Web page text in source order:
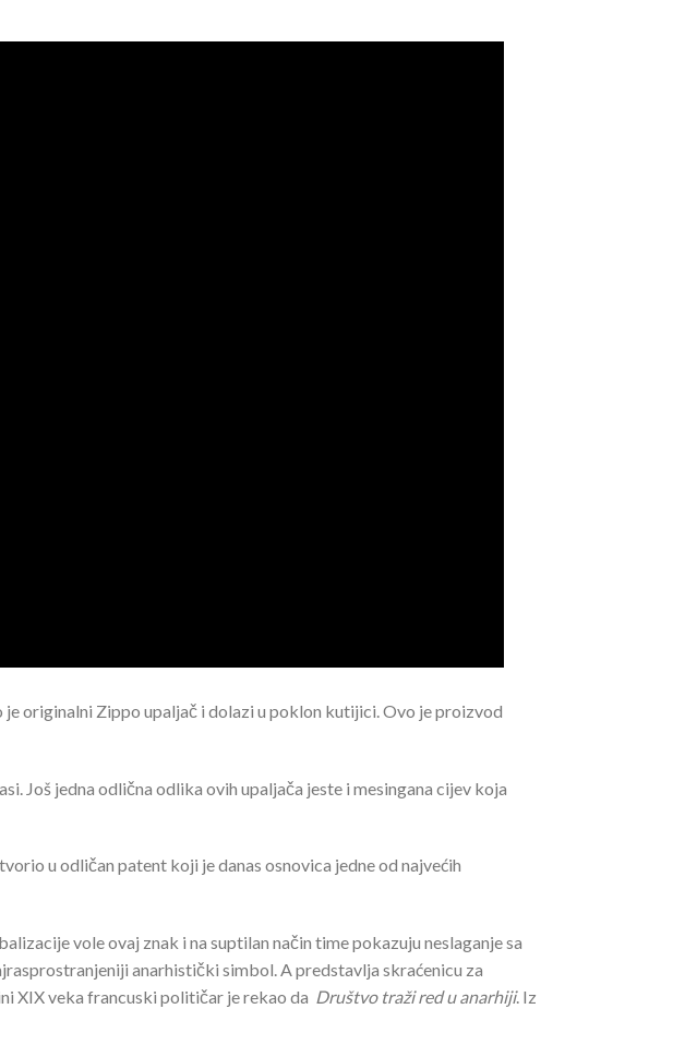
originalni Zippo upaljač i dolazi u poklon kutijici. Ovo je proizvod
Još jedna odlična odlika ovih upaljača jeste i mesingana cijev koja
u odličan patent koji je danas osnovica jedne od najvećih
vole ovaj znak i na suptilan način time pokazuju neslaganje sa
anarhistički simbol. A predstavlja skraćenicu za
XIX veka francuski političar je rekao da Društvo traži red u anarhiji. Iz